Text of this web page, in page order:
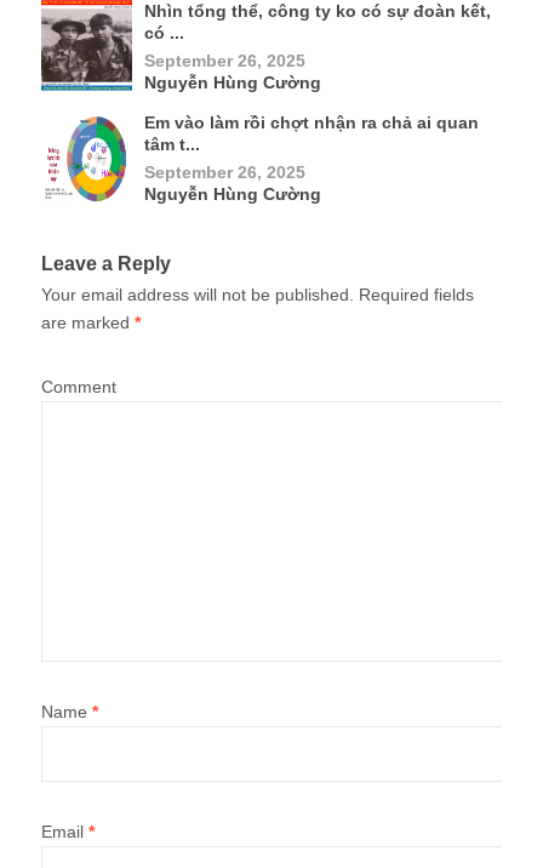
Nhìn tổng thể, công ty ko có sự đoàn kết,
có ...
September 26, 2025
Nguyễn Hùng Cường
Em vào làm rồi chợt nhận ra chả ai quan
tâm t...
September 26, 2025
Nguyễn Hùng Cường
Leave a Reply
Your email address will not be published.
Required fields
are marked *
Comment
Name *
Email *